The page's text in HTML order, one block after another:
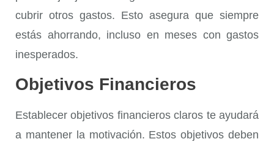
cubrir otros gastos. Esto asegura que siempre
estás ahorrando, incluso en meses con gastos
inesperados.
Objetivos Financieros
Establecerobjetivos financierosclaros te ayudará
a mantener la motivación. Estos objetivos deben